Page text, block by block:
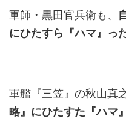
軍師・黒田官兵衛も、
にひたすら『ハマ』っ
軍艦『三笠』の秋山真
略』にひたすた『ハマ